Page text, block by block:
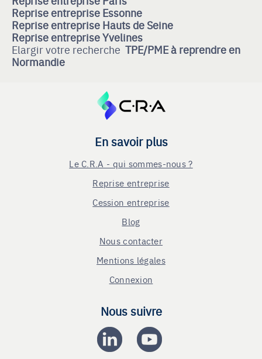
Reprise entreprise Essonne
Reprise entreprise Hauts de Seine
Reprise entreprise Yvelines
Elargir votre recherche TPE/PME à reprendre en
Normandie
En savoir plus
Le C.R.A - qui sommes-nous ?
Reprise entreprise
Cession entreprise
Blog
Nous contacter
Mentions légales
Connexion
Nous suivre